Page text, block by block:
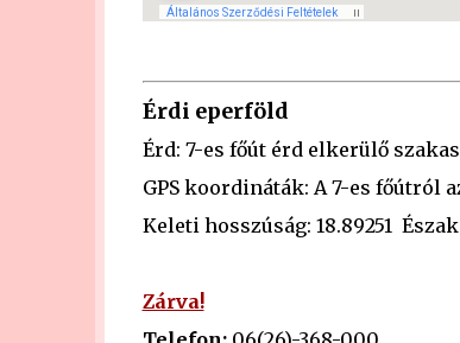
Érdi eperföld
Érd: 7-es főút érd elkerülő
GPS koordináták: A 7-es főútról
Keleti hosszúság: 18.89251
Zárva!